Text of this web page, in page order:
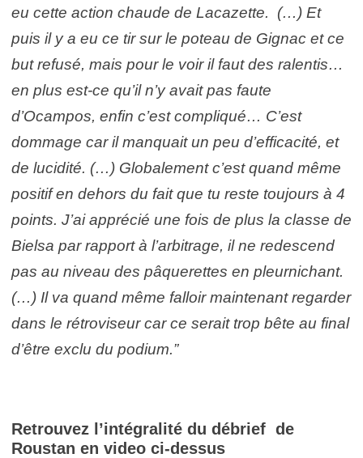
eu cette action chaude de Lacazette. (…) Et
puis il y a eu ce tir sur le poteau de Gignac et ce
but refusé, mais pour le voir il faut des ralentis…
en plus est-ce qu’il n’y avait pas faute
d’Ocampos, enfin c’est compliqué… C’est
dommage car il manquait un peu d’efficacité, et
de lucidité. (…) Globalement c’est quand même
positif en dehors du fait que tu reste toujours à 4
points. J’ai apprécié une fois de plus la classe de
Bielsa par rapport à l’arbitrage, il ne redescend
pas au niveau des pâquerettes en pleurnichant.
(…) Il va quand même falloir maintenant regarder
dans le rétroviseur car ce serait trop bête au final
d’être exclu du podium.”
Retrouvez l’intégralité du débrief de
Roustan en video ci-dessus